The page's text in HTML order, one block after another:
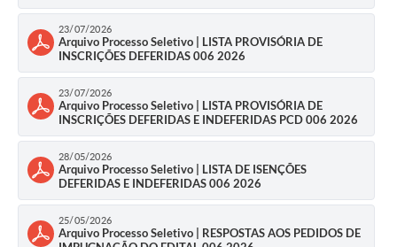
SEBRAE Aqui
Secretaria de Saúde
SIC
2ª Via de Tributos
FAQ - Perguntas frequentes
Contato
23/07/2026
Arquivo Processo Seletivo | LISTA PROVISÓRIA DE
INSCRIÇÕES DEFERIDAS 006 2026
23/07/2026
Arquivo Processo Seletivo | LISTA PROVISÓRIA DE
INSCRIÇÕES DEFERIDAS E INDEFERIDAS PCD 006 2026
28/05/2026
Arquivo Processo Seletivo | LISTA DE ISENÇÕES
DEFERIDAS E INDEFERIDAS 006 2026
25/05/2026
Arquivo Processo Seletivo | RESPOSTAS AOS PEDIDOS DE